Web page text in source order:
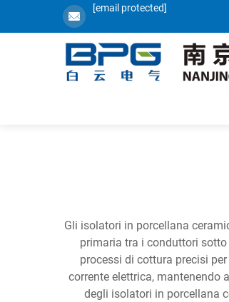
[email protected]
Gli isolatori in porcellana
primaria tra i conduttori
processi di cottura precisi
corrente elettrica, mantenendo
degli isolatori in porcellana